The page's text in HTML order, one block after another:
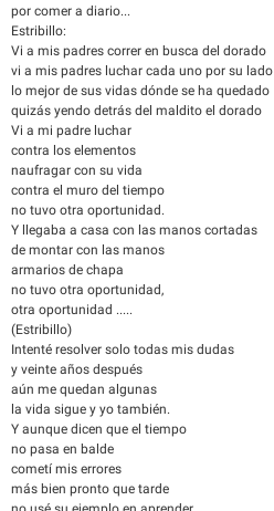
por comer a diario...
Estribillo:
Vi a mis padres correr en busca del dorado
vi a mis padres luchar cada uno por su lado
lo mejor de sus vidas dónde se ha quedado
quizás yendo detrás del maldito el dorado
Vi a mi padre luchar
contra los elementos
naufragar con su vida
contra el muro del tiempo
no tuvo otra oportunidad.
Y llegaba a casa con las manos cortadas
de montar con las manos
armarios de chapa
no tuvo otra oportunidad,
otra oportunidad .....
(Estribillo)
Intenté resolver solo todas mis dudas
y veinte años después
aún me quedan algunas
la vida sigue y yo también.
Y aunque dicen que el tiempo
no pasa en balde
cometí mis errores
más bien pronto que tarde